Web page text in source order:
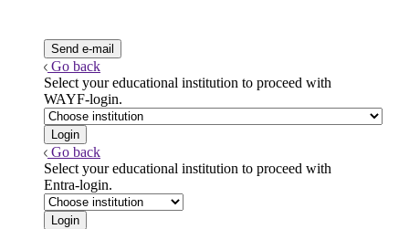
Go back
Select your educational institution to proceed with
WAYF-login.
Go back
Select your educational institution to proceed with
Entra-login.